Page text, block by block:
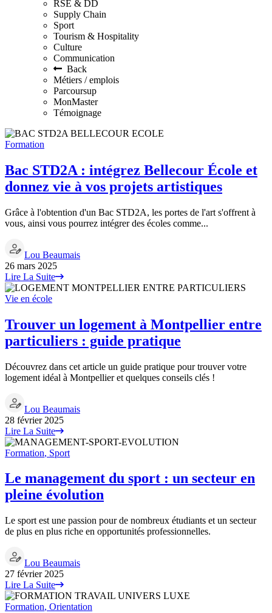
RSE & DD
Supply Chain
Sport
Tourism & Hospitality
Culture
Communication
Back
Métiers / emplois
Parcoursup
MonMaster
Témoignage
Formation
Bac STD2A : intégrez Bellecour École et
donnez vie à vos projets artistiques
Grâce à l'obtention d'un Bac STD2A, les portes de l'art s'offrent à
vous, ainsi vous pourrez intégrer des écoles comme...
Lou Beaumais
26 mars 2025
Lire La Suite
Vie en école
Trouver un logement à Montpellier entre
particuliers : guide pratique
Découvrez dans cet article un guide pratique pour trouver votre
logement idéal à Montpellier et quelques conseils clés !
Lou Beaumais
28 février 2025
Lire La Suite
Formation, Sport
Le management du sport : un secteur en
pleine évolution
Le sport est une passion pour de nombreux étudiants et un secteur
de plus en plus riche en opportunités professionnelles.
Lou Beaumais
27 février 2025
Lire La Suite
Formation, Orientation